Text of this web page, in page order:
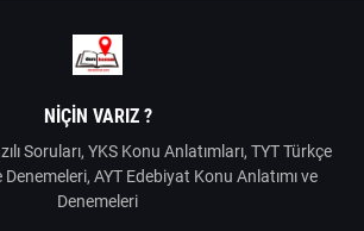
NIÇIN VARIZ ?
Soruları, YKS Konu Anlatımları, TYT Türkçe
Denemeleri, AYT Edebiyat Konu Anlatımı ve
Denemeleri